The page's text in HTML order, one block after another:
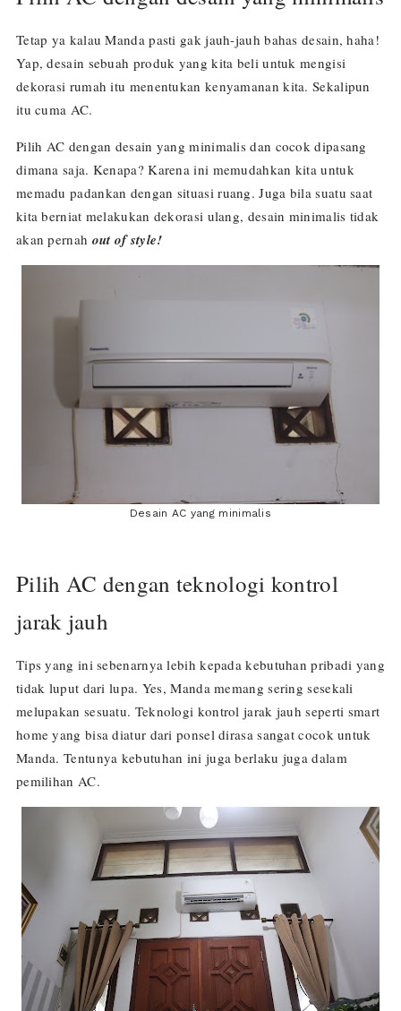
Tetap ya kalau Manda pasti gak jauh-jauh bahas desain, haha!
Yap, desain sebuah produk yang kita beli untuk mengisi
dekorasi rumah itu menentukan kenyamanan kita. Sekalipun
itu cuma AC.
Pilih AC dengan desain yang minimalis dan cocok dipasang
dimana saja. Kenapa? Karena ini memudahkan kita untuk
memadu padankan dengan situasi ruang. Juga bila suatu saat
kita berniat melakukan dekorasi ulang, desain minimalis tidak
akan pernah out of style!
Desain AC yang minimalis
Pilih AC dengan teknologi kontrol
jarak jauh
Tips yang ini sebenarnya lebih kepada kebutuhan pribadi yang
tidak luput dari lupa. Yes, Manda memang sering sesekali
melupakan sesuatu. Teknologi kontrol jarak jauh seperti smart
home yang bisa diatur dari ponsel dirasa sangat cocok untuk
Manda. Tentunya kebutuhan ini juga berlaku juga dalam
pemilihan AC.